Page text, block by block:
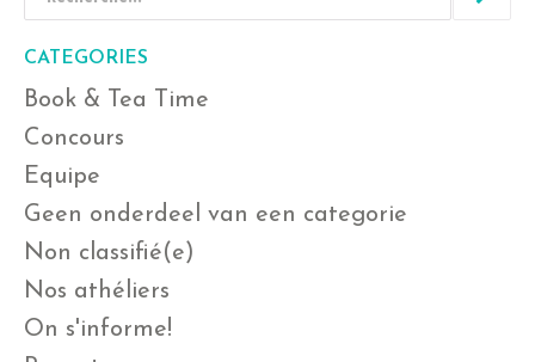
CATEGORIES
Book & Tea Time
Concours
Equipe
Geen onderdeel van een categorie
Non classifié(e)
Nos athéliers
On s'informe!